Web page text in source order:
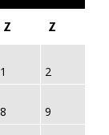
Z Z
1 2
8 9